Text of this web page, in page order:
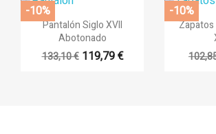
 Vista rápida
Pantalón Siglo XVII
Abotonado
133,10 € 119,79 €
-10%

Zapatos
-10%